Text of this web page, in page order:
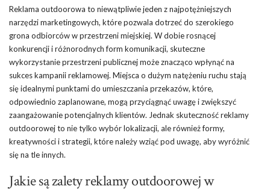
Reklama outdoorowa to niewątpliwie jeden z najpotężniejszych
narzędzi marketingowych, które pozwala dotrzeć do szerokiego
grona odbiorców w przestrzeni miejskiej. W dobie rosnącej
konkurencji i różnorodnych form komunikacji, skuteczne
wykorzystanie przestrzeni publicznej może znacząco wpłynąć na
sukces kampanii reklamowej. Miejsca o dużym natężeniu ruchu stają
się idealnymi punktami do umieszczania przekazów, które,
odpowiednio zaplanowane, mogą przyciągnąć uwagę i zwiększyć
zaangażowanie potencjalnych klientów. Jednak skuteczność reklamy
outdoorowej to nie tylko wybór lokalizacji, ale również formy,
kreatywności i strategii, które należy wziąć pod uwagę, aby wyróżnić
się na tle innych.
Jakie są zalety reklamy outdoorowej w